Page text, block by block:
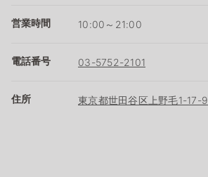
営業時間 10:00～21:00
電話番号 03-5752-2101
住所 東京都世田谷区上野毛1-17-9